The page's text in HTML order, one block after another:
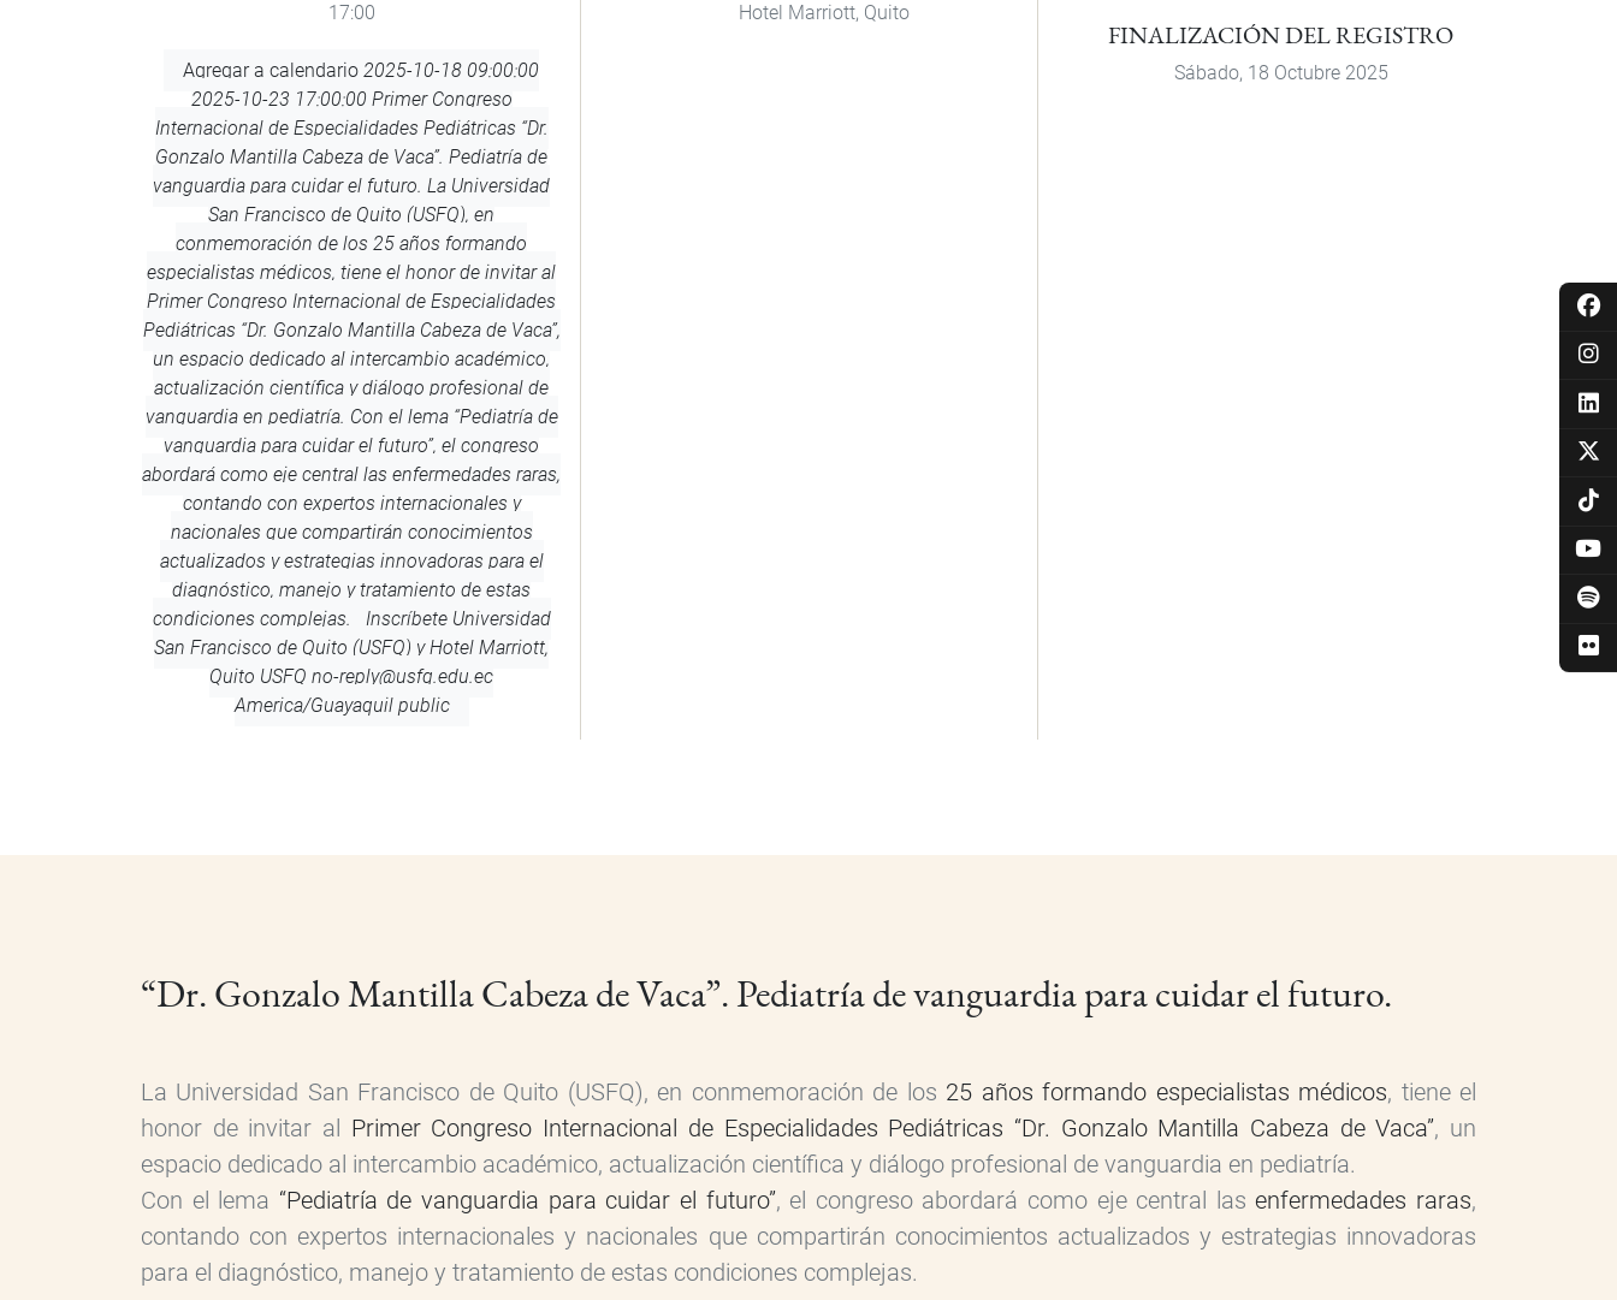
17:00
Agregar
calendario
Agregar a calendario 2025-10-18 09:00:00
2025-10-23 17:00:00 Primer Congreso
Internacional de Especialidades Pediátricas “Dr.
Gonzalo Mantilla Cabeza de Vaca”. Pediatría de
vanguardia para cuidar el futuro. La Universidad
San Francisco de Quito (USFQ), en
conmemoración de los 25 años formando
especialistas médicos, tiene el honor de invitar al
Primer Congreso Internacional de Especialidades
Pediátricas “Dr. Gonzalo Mantilla Cabeza de Vaca”,
un espacio dedicado al intercambio académico,
actualización científica y diálogo profesional de
vanguardia en pediatría. Con el lema “Pediatría de
vanguardia para cuidar el futuro”, el congreso
abordará como eje central las enfermedades raras,
contando con expertos internacionales y
nacionales que compartirán conocimientos
actualizados y estrategias innovadoras para el
diagnóstico, manejo y tratamiento de estas
condiciones complejas. Inscríbete Universidad
San Francisco de Quito (USFQ) y Hotel Marriott,
Quito USFQ no-reply@usfq.edu.ec
America/Guayaquil public
Hotel Marriott, Quito
FINALIZACIÓN DEL REGISTRO
Sábado, 18 Octubre 2025
“Dr. Gonzalo Mantilla Cabeza de Vaca”. Pediatría de vanguardia para cuidar el futuro.
La Universidad San Francisco de Quito (USFQ), en conmemoración de los 25 años formando especialistas médicos, tiene el
honor de invitar al Primer Congreso Internacional de Especialidades Pediátricas “Dr. Gonzalo Mantilla Cabeza de Vaca”, un
espacio dedicado al intercambio académico, actualización científica y diálogo profesional de vanguardia en pediatría.
Con el lema “Pediatría de vanguardia para cuidar el futuro”, el congreso abordará como eje central lasenfermedades raras,
contando con expertos internacionales y nacionales que compartirán conocimientos actualizados y estrategias innovadoras
para el diagnóstico, manejo y tratamiento de estas condiciones complejas.